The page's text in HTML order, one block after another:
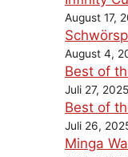
August 17,
August 4,
Best of
Juli 27, 2025
Best of
Juli 26,
Minga